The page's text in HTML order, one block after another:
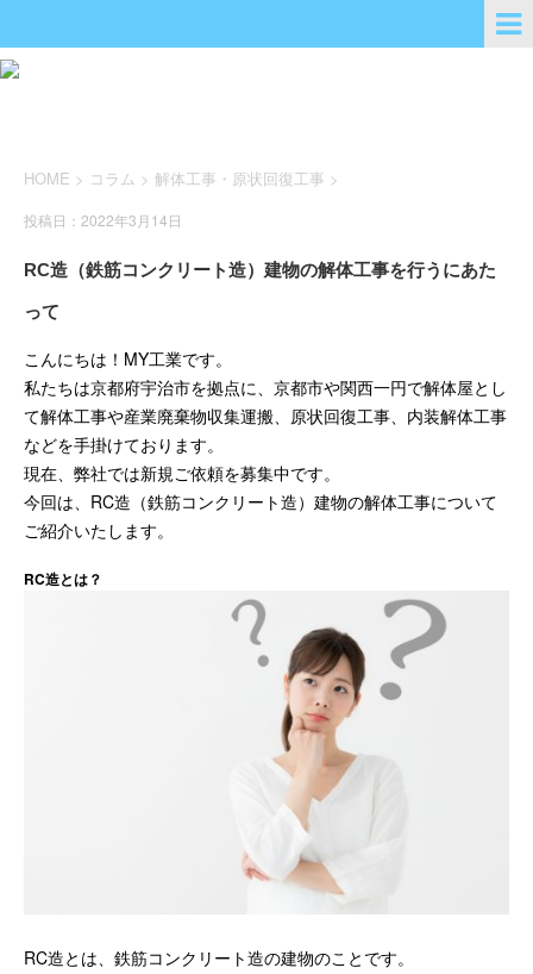
HOME > コラム > 解体工事・原状回復工事 >
投稿日：2022年3月14日
RC造（鉄筋コンクリート造）建物の解体工事を行うにあた
って
こんにちは！MY工業です。
私たちは京都府宇治市を拠点に、京都市や関西一円で解体屋とし
て解体工事や産業廃棄物収集運搬、原状回復工事、内装解体工事
などを手掛けております。
現在、弊社では新規ご依頼を募集中です。
今回は、RC造（鉄筋コンクリート造）建物の解体工事について
ご紹介いたします。
RC造とは？
RC造とは、鉄筋コンクリート造の建物のことです。